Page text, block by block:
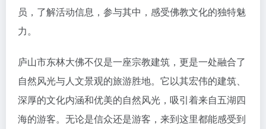
员，了解活动信息，参与其中，感受佛教文化的独特魅
力。
庐山市东林大佛不仅是一座宗教建筑，更是一处融合了
自然风光与人文景观的旅游胜地。它以其宏伟的建筑、
深厚的文化内涵和优美的自然风光，吸引着来自五湖四
海的游客。无论是信众还是游客，来到这里都能感受到